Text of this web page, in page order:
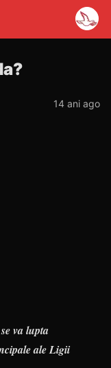
14 ani ago
va lupta
ale Ligii